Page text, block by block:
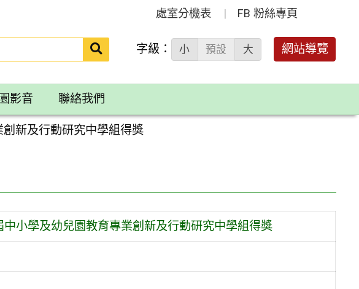
處室分機表 FB 粉絲專頁
送出 字級： 小 預設 大 網站導覽
影音 聯絡我們
新及行動研究中學組得獎
小學及幼兒園教育專業創新及行動研究中學組得獎